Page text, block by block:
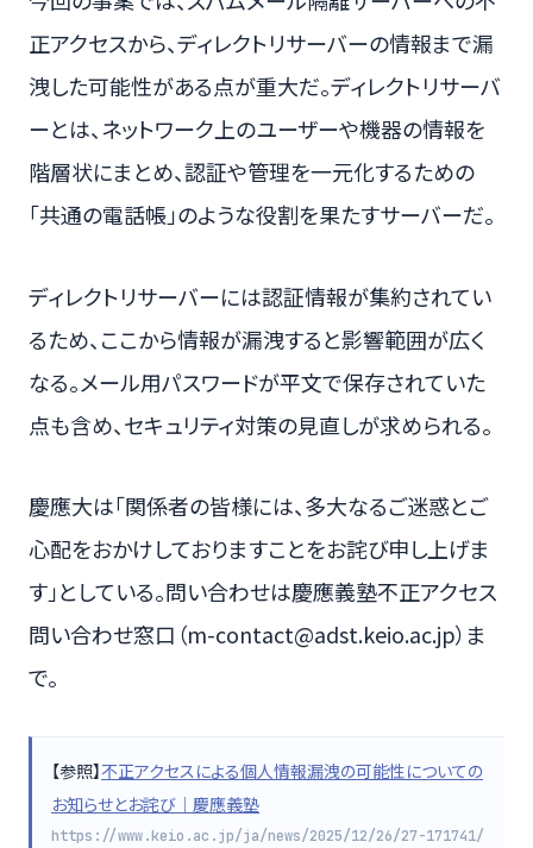
正アクセスから、ディレクトリサーバーの情報まで漏
洩した可能性がある点が重大だ。ディレクトリサーバ
ーとは、ネットワーク上のユーザーや機器の情報を
階層状にまとめ、認証や管理を一元化するための
「共通の電話帳」のような役割を果たすサーバーだ。
ディレクトリサーバーには認証情報が集約されてい
るため、ここから情報が漏洩すると影響範囲が広く
なる。メール用パスワードが平文で保存されていた
点も含め、セキュリティ対策の見直しが求められる。
慶應大は「関係者の皆様には、多大なるご迷惑とご
心配をおかけしておりますことをお詫び申し上げま
す」としている。問い合わせは慶應義塾不正アクセス
問い合わせ窓口（m-contact@adst.keio.ac.jp）ま
で。
【参照】不正アクセスによる個人情報漏洩の可能性についての
お知らせとお詫び｜慶應義塾
https://www.keio.ac.jp/ja/news/2025/12/26/27-171741/